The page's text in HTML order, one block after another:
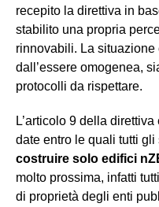
recepito la direttiva in
stabilito una propria
rinnovabili. La
dall’essere omogenea,
protocolli da rispettare.
L’articolo 9 della
date entro le quali tutti
costruire solo edifici
molto prossima, infatti
di proprietà degli enti